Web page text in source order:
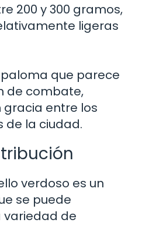
200 y 300 gramos,
ligeras
que parece
de combate,
gracia entre los
de la ciudad.
verdoso es un
se puede
variedad de